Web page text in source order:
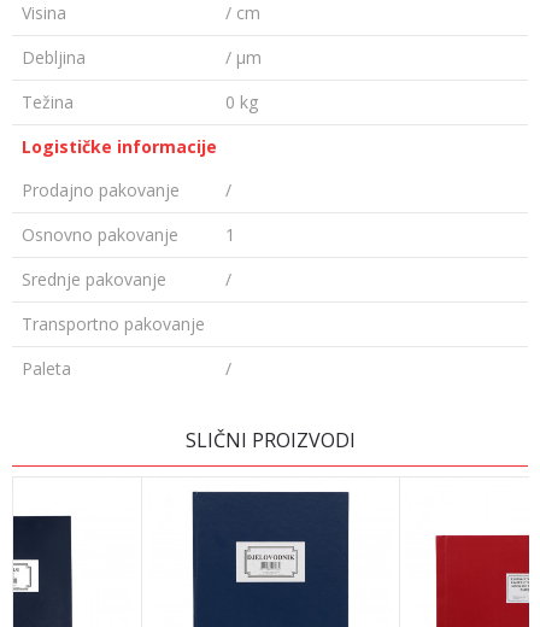
Visina
/ cm
Debljina
/ µm
Težina
0 kg
Logističke informacije
Prodajno pakovanje
/
Osnovno pakovanje
1
Srednje pakovanje
/
Transportno pakovanje
Paleta
/
SLIČNI PROIZVODI